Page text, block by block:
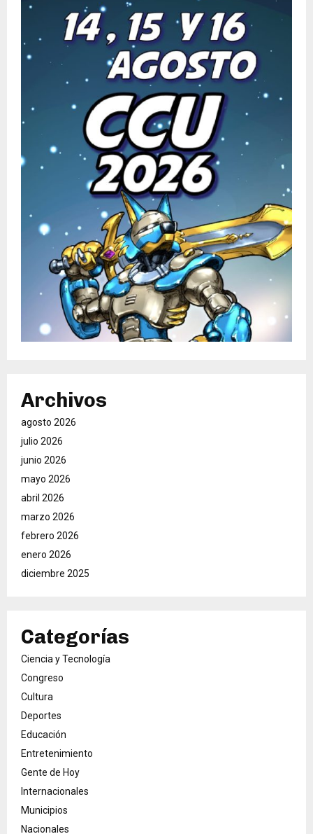
Archivos
agosto 2026
julio 2026
junio 2026
mayo 2026
abril 2026
marzo 2026
febrero 2026
enero 2026
diciembre 2025
Categorías
Ciencia y Tecnología
Congreso
Cultura
Deportes
Educación
Entretenimiento
Gente de Hoy
Internacionales
Municipios
Nacionales